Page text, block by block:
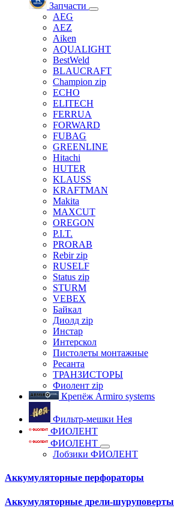
Запчасти
AEG
AEZ
Aiken
AQUALIGHT
BestWeld
BLAUCRAFT
Champion zip
ECHO
ELITECH
FERRUA
FORWARD
FUBAG
GREENLINE
Hitachi
HUTER
KLAUSS
KRAFTMAN
Makita
MAXCUT
OREGON
P.I.T.
PRORAB
Rebir zip
RUSELF
Status zip
STURM
VEBEX
Байкал
Диолд zip
Инстар
Интерскол
Пистолеты монтажные
Ресанта
ТРАНЗИСТОРЫ
Фиолент zip
Крепёж Armiro systems
Фильтр-мешки Нея
ФИОЛЕНТ
ФИОЛЕНТ
Лобзики ФИОЛЕНТ
Аккумуляторные перфораторы
Аккумуляторные дрели-шуруповерты